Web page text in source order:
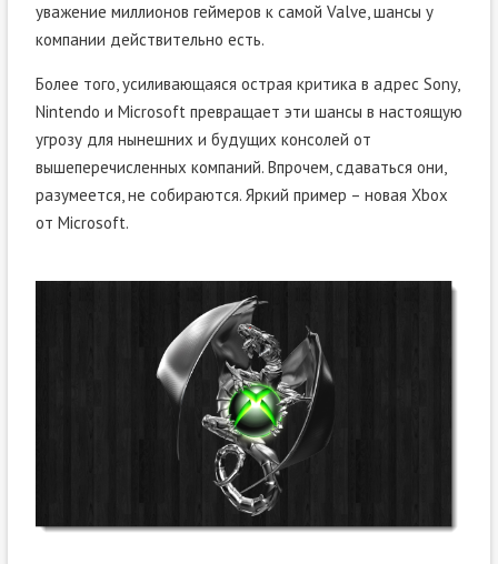
уважение миллионов геймеров к самой Valve, шансы у
компании действительно есть.
Более того, усиливающаяся острая критика в адрес Sony,
Nintendo и Microsoft превращает эти шансы в настоящую
угрозу для нынешних и будущих консолей от
вышеперечисленных компаний. Впрочем, сдаваться они,
разумеется, не собираются. Яркий пример – новая Xbox
от Microsoft.